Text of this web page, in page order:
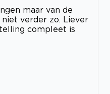
maar van de
verder zo. Liever
compleet is